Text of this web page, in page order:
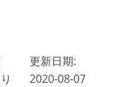
更新日期:
2020-08-07